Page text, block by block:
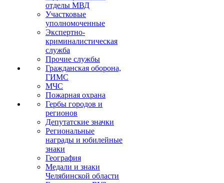
отделы МВД
Участковые
уполномоченные
Экспертно-
криминалистическая
служба
Прочие службы
Гражданская оборона,
ГИМС
МЧС
Пожарная охрана
Гербы городов и
регионов
Депутатские значки
Региональные
награды и юбилейные
знаки
География
Медали и знаки
Челябинской области